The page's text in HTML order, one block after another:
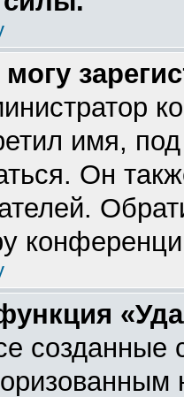
имя,
Он
созданные